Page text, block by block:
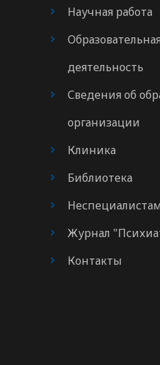
Научная работа
деятельность
Сведения об
организации
Клиника
Библиотека
Журнал
Контакты